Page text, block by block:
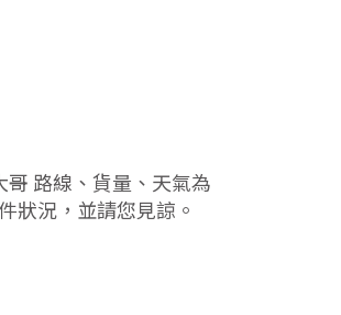
路線、貨量、天氣為
狀況，並請您見諒。